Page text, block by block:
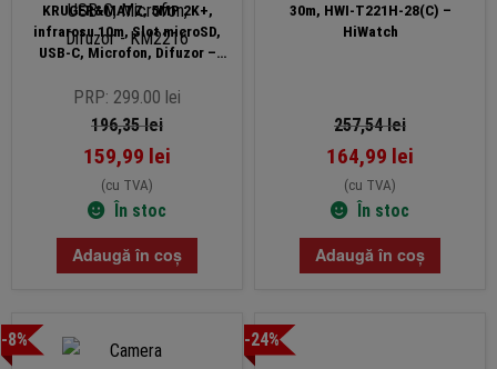
KRUGER&MATZ, 5MP 2K+,
infrarosu 10m, Slot microSD,
USB-C, Microfon, Difuzor –
PRP: 299.00 lei
196,35lei
159,99 lei
(cu TVA)
În stoc
Adaugă în coș
30m, HWI-T221H-28(C) –
HiWatch
257,54lei
164,99 lei
(cu TVA)
În stoc
Adaugă în coș
-8% -24%